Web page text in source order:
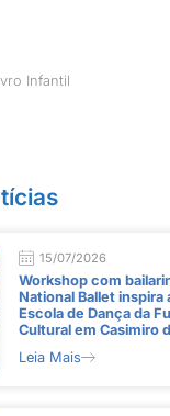
Infantil
15/07/2026
Workshop com
National Ballet inspira
Escola de Dança da
Cultural em Casimiro
Leia Mais